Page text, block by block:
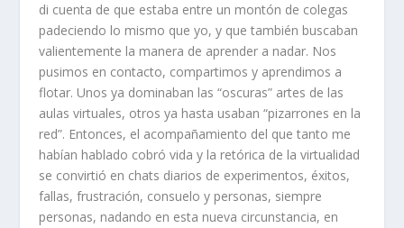
di cuenta de que estaba entre un montón de colegas
padeciendo lo mismo que yo, y que también buscaban
valientemente la manera de aprender a nadar. Nos
pusimos en contacto, compartimos y aprendimos a
flotar. Unos ya dominaban las “oscuras”artes de las
aulas virtuales, otros ya hasta usaban “pizarrones en la
red”. Entonces, el acompañamiento del que tanto me
habían hablado cobró vida y la retórica de la virtualidad
se convirtió en chats diarios de experimentos, éxitos,
fallas, frustración, consuelo y personas, siempre
personas, nadando en esta nueva circunstancia, en